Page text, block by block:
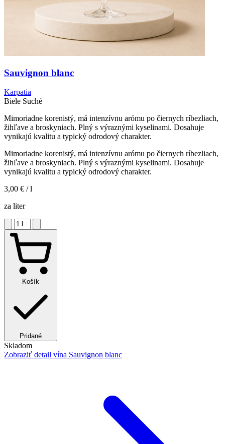
Sauvignon blanc
Karpatia
Biele Suché
Mimoriadne korenistý, má intenzívnu arómu po čiernych ríbezliach,
žihľave a broskyniach. Plný s výraznými kyselinami. Dosahuje
vynikajú kvalitu a typický odrodový charakter.
Mimoriadne korenistý, má intenzívnu arómu po čiernych ríbezliach,
žihľave a broskyniach. Plný s výraznými kyselinami. Dosahuje
vynikajú kvalitu a typický odrodový charakter.
3,00 € / l
za liter
Košík
Pridané
Skladom
Zobraziť detail vína Sauvignon blanc